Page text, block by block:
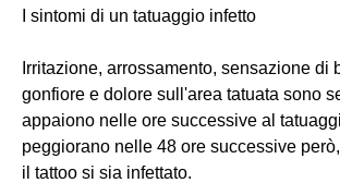
I sintomi di un tatuaggio infetto
Irritazione, arrossamento, sensazione di
gonfiore e dolore sull'area tatuata sono
appaiono nelle ore successive al
peggiorano nelle 48 ore successive
il tattoo si sia infettato.